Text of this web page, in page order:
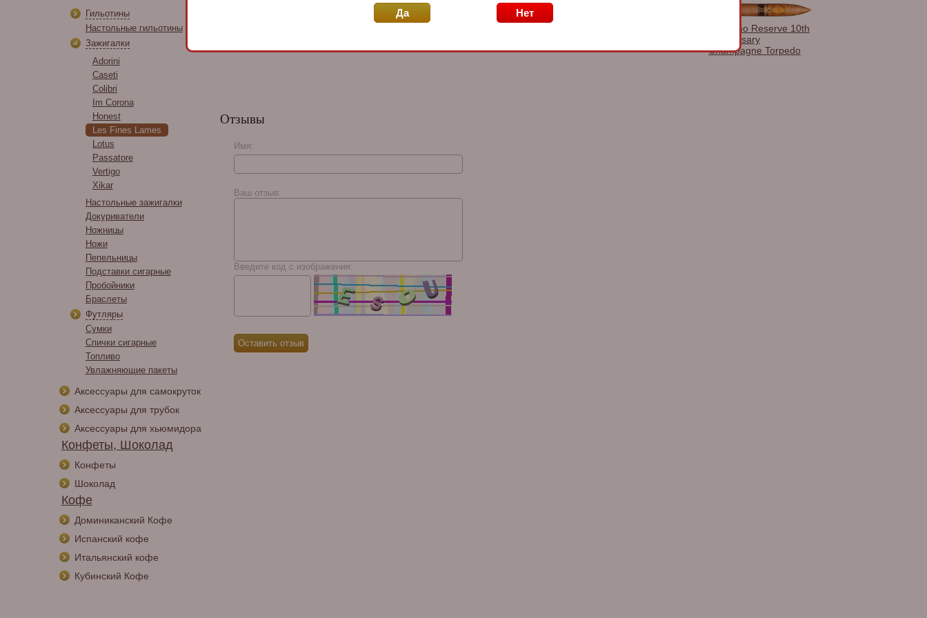
Гильотины
Настольные гильотины
Зажигалки
Adorini
Caseti
Colibri
Im Corona
Honest
Les Fines Lames
Lotus
Passatore
Vertigo
Xikar
Настольные зажигалки
Докуриватели
Ножницы
Ножи
Пепельницы
Подставки сигарные
Пробойники
Браслеты
Футляры
Сумки
Спички сигарные
Топливо
Увлажняющие пакеты
Аксессуары для самокруток
Аксессуары для трубок
Аксессуары для хьюмидора
Конфеты, Шоколад
Конфеты
Шоколад
Кофе
Доминиканский Кофе
Испанский кофе
Итальянский кофе
Кубинский Кофе
Perdomo Reserve 10th
Anniversary
Champagne Torpedo
Отзывы
Имя:
Ваш отзыв:
Введите код с изображения:
Да Нет